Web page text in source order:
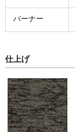
バーナー
仕上げ